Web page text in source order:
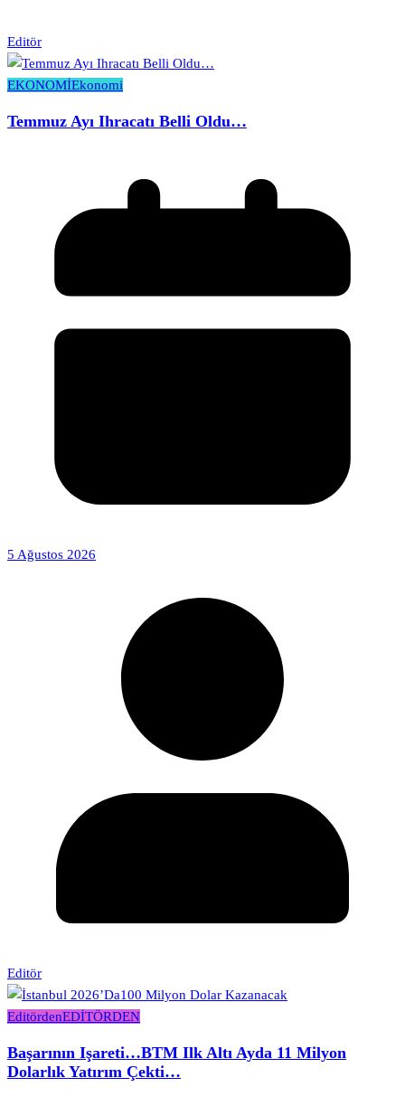
Editör
EKONOMİEkonomi
Temmuz Ayı Ihracatı Belli Oldu…
5 Ağustos 2026
Editör
EditördenEDİTÖRDEN
Başarının Işareti…BTM Ilk Altı Ayda 11 Milyon
Dolarlık Yatırım Çekti…